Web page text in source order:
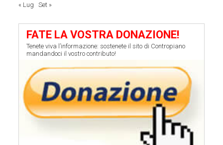
« Lug Set »
FATE LA VOSTRA DONAZIONE!
Tenete viva l’informazione: sostenete il sito di Contropiano
mandandoci il vostro contributo!